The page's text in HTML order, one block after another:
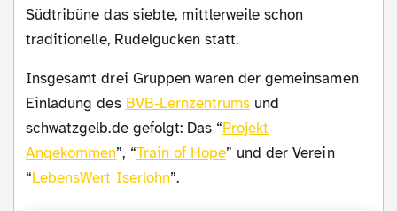
Südtribüne das siebte, mittlerweile schon
traditionelle, Rudelgucken statt.
Insgesamt drei Gruppen waren der gemeinsamen
Einladung des BVB-Lernzentrums und
schwatzgelb.de gefolgt: Das “Projekt
Angekommen”, “Train of Hope” und der Verein
“LebensWert Iserlohn”.